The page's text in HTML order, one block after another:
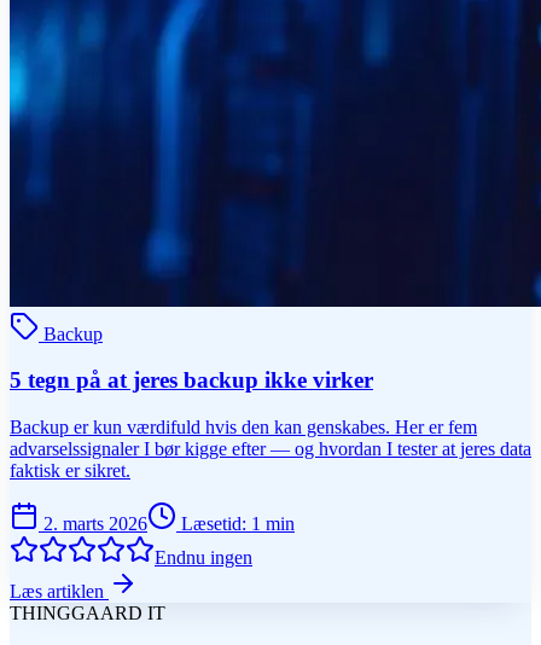
Backup
5 tegn på at jeres backup ikke virker
Backup er kun værdifuld hvis den kan genskabes. Her er fem
advarselssignaler I bør kigge efter — og hvordan I tester at jeres data
faktisk er sikret.
2. marts 2026 Læsetid: 1 min
Endnu ingen
Læs artiklen
THINGGAARD IT